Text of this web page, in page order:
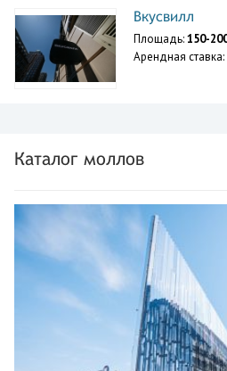
Вкусвилл
Площадь:150-
Арендная ставка:
Каталог моллов